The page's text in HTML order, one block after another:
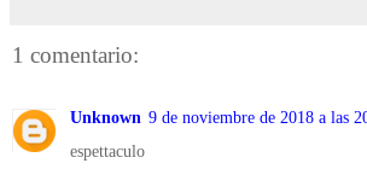
1 comentario:
Unknown 9 de noviembre de 2018 a las
espettaculo